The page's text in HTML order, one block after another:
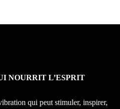
NOURRIT L’ESPRIT
qui peut stimuler, inspirer,